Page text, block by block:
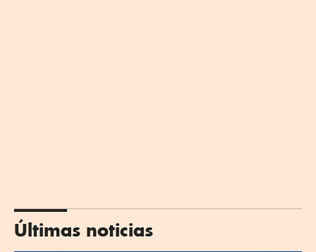
Últimas noticias